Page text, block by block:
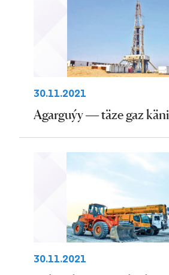
30.11.2021
Agarguýy — täze gaz käni
30.11.2021